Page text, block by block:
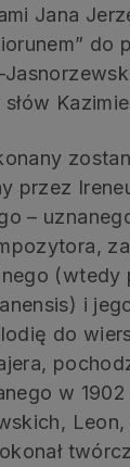
Jana
do
przez
–
(wtedy
i
do
w 1902